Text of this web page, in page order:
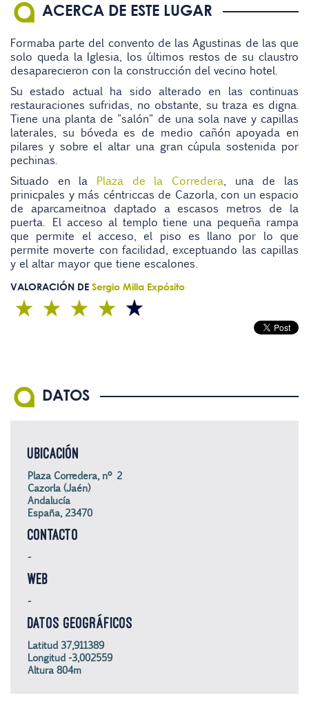
ACERCA DE ESTE LUGAR
Formaba parte del convento de las Agustinas de las que
solo queda la Iglesia, los últimos restos de su claustro
desaparecieron con la construcción del vecino hotel.
Su estado actual ha sido alterado en las continuas
restauraciones sufridas, no obstante, su traza es digna.
Tiene una planta de "salón" de una sola nave y capillas
laterales, su bóveda es de medio cañón apoyada en
pilares y sobre el altar una gran cúpula sostenida por
pechinas.
Situado en la Plaza de la Corredera, una de las
prinicpales y más céntriccas de Cazorla, con un espacio
de aparcameitnoa daptado a escasos metros de la
puerta. El acceso al templo tiene una pequeña rampa
que permite el acceso, el piso es llano por lo que
permite moverte con facilidad, exceptuando las capillas
y el altar mayor que tiene escalones.
VALORACIÓN DE Sergio Milla Expósito
DATOS
UBICACIÓN
Plaza Corredera, nº 2
Cazorla (Jaén)
Andalucía
España, 23470
CONTACTO
-
WEB
-
DATOS GEOGRÁFICOS
Latitud 37,911389
Longitud -3,002559
Altura 804m